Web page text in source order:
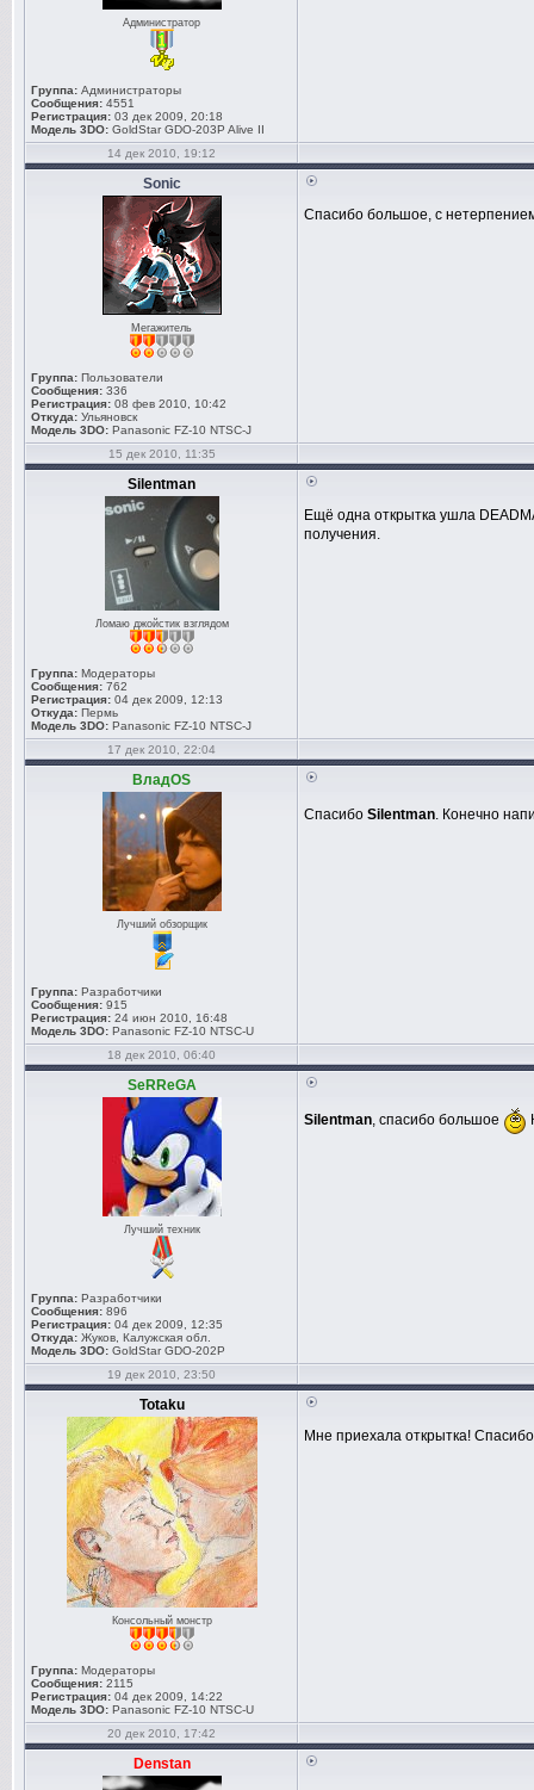
Администратор
Группа: Администраторы
Сообщения: 4551
Регистрация: 03 дек 2009, 20:18
Модель 3DO: GoldStar GDO-203P Alive II
14 дек 2010, 19:12
Sonic
Мегажитель
Группа: Пользователи
Сообщения: 336
Регистрация: 08 фев 2010, 10:42
Откуда: Ульяновск
Модель 3DO: Panasonic FZ-10 NTSC-J
Спасибо большое, с
15 дек 2010, 11:35
Silentman
Ломаю джойстик взглядом
Группа: Модераторы
Сообщения: 762
Регистрация: 04 дек 2009, 12:13
Откуда: Пермь
Модель 3DO: Panasonic FZ-10 NTSC-J
Ещё одна открытка ушла
получения.
17 дек 2010, 22:04
ВладOS
Лучший обзорщик
Группа: Разработчики
Сообщения: 915
Регистрация: 24 июн 2010, 16:48
Модель 3DO: Panasonic FZ-10 NTSC-U
Спасибо Silentman. Конечно
18 дек 2010, 06:40
SeRReGA
Лучший техник
Группа: Разработчики
Сообщения: 896
Регистрация: 04 дек 2009, 12:35
Откуда: Жуков, Калужская обл.
Модель 3DO: GoldStar GDO-202P
Silentman, спасибо большое
19 дек 2010, 23:50
Totaku
Консольный монстр
Группа: Модераторы
Сообщения: 2115
Регистрация: 04 дек 2009, 14:22
Модель 3DO: Panasonic FZ-10 NTSC-U
Мне приехала открытка!
20 дек 2010, 17:42
Denstan